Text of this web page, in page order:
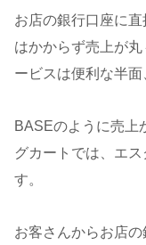
お店の銀行口座に
はかからず売上が
ービスは便利な半面
BASEのように売上
グカートでは、エ
す。
お客さんからお店